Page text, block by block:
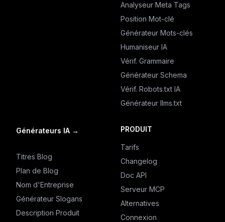
Analyseur Meta Tags
Position Mot-clé
Générateur Mots-clés
Humaniseur IA
Vérif. Grammaire
Générateur Schema
Vérif. Robots.txt IA
Générateur llms.txt
Générateurs IA →
Titres Blog
Plan de Blog
Nom d'Entreprise
Générateur Slogans
Description Produit
PRODUIT
Tarifs
Changelog
Doc API
Serveur MCP
Alternatives
Connexion